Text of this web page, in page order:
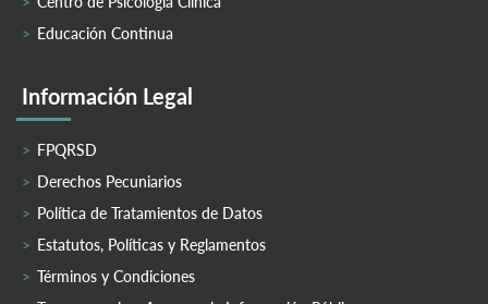
Educación Continua
Información Legal
FPQRSD
Derechos Pecuniarios
Política de Tratamientos de Datos
Estatutos, Políticas y Reglamentos
Términos y Condiciones